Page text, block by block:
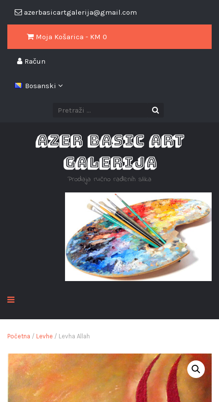
azerbasicartgalerija@gmail.com
Moja Košarica - KM 0
Račun
Bosanski
AZER BASIC ART
GALERIJA
Prodaja ručno rađenih slika
Početna / Levhe / Levha Allah